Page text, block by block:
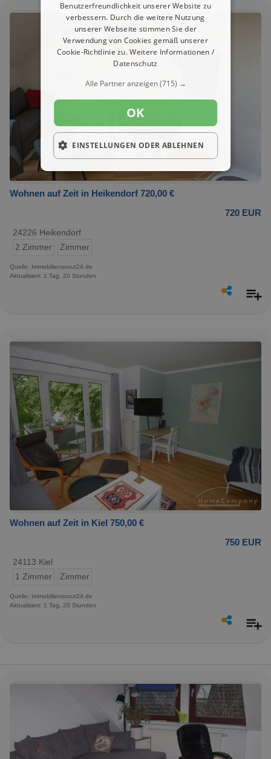
Wohnen auf Zeit in Heikendorf 720,00 €
720 EUR
24226 Heikendorf
2 Zimmer
Zimmer
Quelle: Immobilienscout24.de
Aktualisiert: 1 Tag, 20 Stunden
Wohnen auf Zeit in Kiel 750,00 €
750 EUR
24113 Kiel
1 Zimmer
Zimmer
Quelle: Immobilienscout24.de
Aktualisiert: 1 Tag, 20 Stunden
Benutzerfreundlichkeit unserer Website zu
verbessern. Durch die weitere Nutzung
unserer Webseite stimmen Sie der
Verwendung von Cookies gemäß unserer
Cookie-Richtlinie zu.Weitere Informationen /
Datenschutz
Alle Partner anzeigen(715) →
OK
EINSTELLUNGEN ODER ABLEHNEN